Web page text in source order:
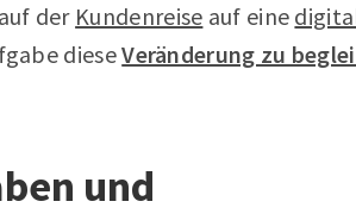
der Kundenreise auf eine
dieseVeränderung zu
und